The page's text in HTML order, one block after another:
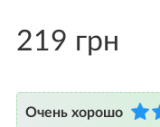
219 грн
Очень хорошо